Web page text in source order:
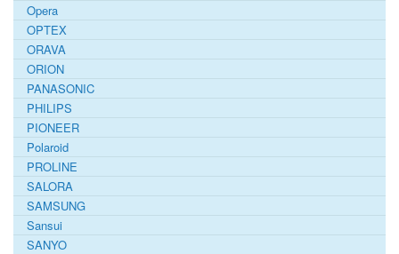
Opera
OPTEX
ORAVA
ORION
PANASONIC
PHILIPS
PIONEER
Polaroid
PROLINE
SALORA
SAMSUNG
Sansui
SANYO